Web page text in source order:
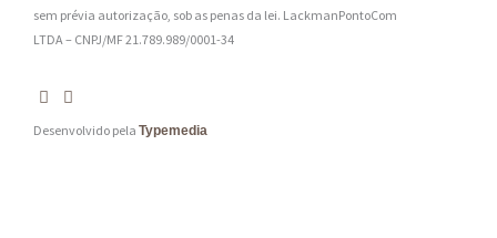
sem prévia autorização, sob as penas da lei. LackmanPontoCom
LTDA – CNPJ/MF 21.789.989/0001-34
Desenvolvido pela Typemedia